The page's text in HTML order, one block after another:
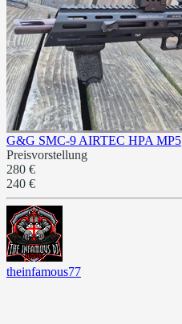
G&G SMC-9 AIRTEC HPA MP5
Preisvorstellung
280 €
240 €
theinfamous77